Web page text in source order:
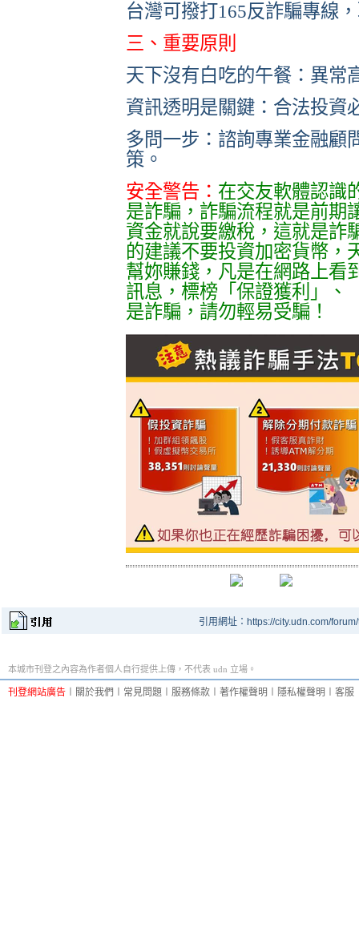
台灣可撥打165反詐騙專線
三、重要原則
天下沒有白吃的午餐：異常
資訊透明是關鍵：合法投資
多問一步：諮詢專業金融顧
策。
安全警告： 在交友軟體認識
是詐騙，詐騙流程就是前期
資金就說要繳稅，這就是詐
的建議不要投資加密貨幣，
幫妳賺錢，凡是在網路上看
訊息，標榜「保證獲利」、
是詐騙，請勿輕易受騙！
引用網址：https://city.udn.com/
本城市刊登之內容為作者個人自行提供上傳，不代表 udn 立場。
刊登網站廣告 關於我們 常見問題 服務條款 著作權聲明 隱私權聲明 客服